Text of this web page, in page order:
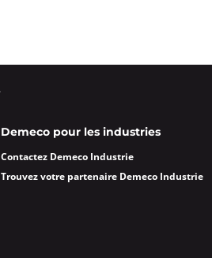
Demeco pour les industries
Contactez Demeco Industrie
Trouvez votre partenaire Demeco Industrie